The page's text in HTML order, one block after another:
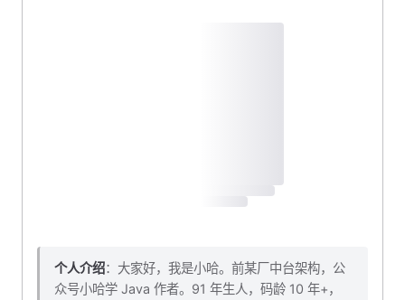
个人介绍：大家好，我是小哈。前某厂中台架构，公
众号小哈学 Java 作者。91 年生人，码龄 10 年+，